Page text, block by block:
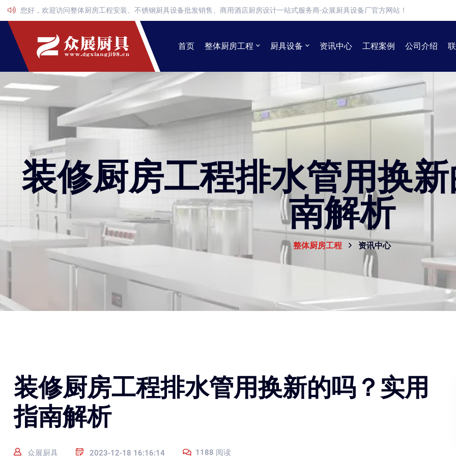
您好，欢迎访问整体厨房工程安装、不锈钢厨具设备批发销售、商用酒店厨房设计一站式服务商-众展厨具设备厂官方网站！
首页 整体厨房工程 厨具设备 资讯中心 工程案例 公司介绍
装修厨房工程排水管用换
南解析
整体厨房工程 资讯中心
装修厨房工程排水管用换新的吗？实用
指南解析
众展厨具 2023-12-18 16:16:14 1188 阅读